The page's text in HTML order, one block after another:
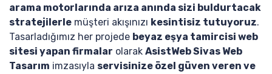
arama motorlarında arıza anında sizi buldurtacak
stratejilerle müşteri akışınızı kesintisiz tutuyoruz.
Tasarladığımız her projede beyaz eşya tamircisi web
sitesi yapan firmalar olarak AsistWeb Sivas Web
Tasarım imzasıyla servisinize özel güven veren ve